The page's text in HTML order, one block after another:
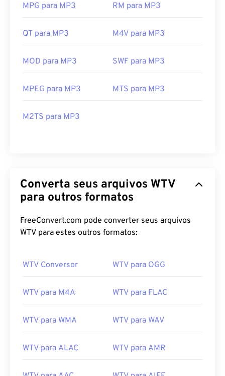
MPG para MP3 RM para MP3
QT para MP3 M4V para MP3
MOD para MP3 SWF para MP3
MPEG para MP3 MTS para MP3
M2TS para MP3
Converta seus arquivos WTV
para outros formatos
FreeConvert.com pode converter seus arquivos
WTV para estes outros formatos:
WTV Conversor WTV para OGG
WTV para M4A WTV para FLAC
WTV para WMA WTV para WAV
WTV para ALAC WTV para AMR